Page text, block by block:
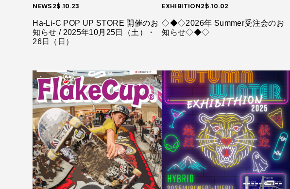
NEWS25.10.23
Ha-Li-C POP UP STORE 開催のお
知らせ / 2025年10月25日（土）・
26日（日）
EXHIBITION25.10.02
◇◆◇2026年 Summer受注会のお
知らせ◇◆◇